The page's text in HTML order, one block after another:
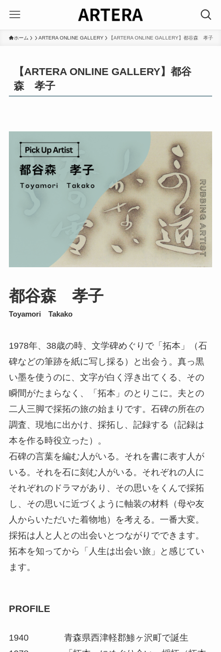
ホーム ARTERA ONLINE GALLERY 【ARTERA ONLINE GALLERY】都谷森 孝子
【ARTERA ONLINE GALLERY】都谷
森 孝子
都谷森 孝子
Toyamori Takako
1978年、38歳の時、文学碑めぐりで「拓本」（石
碑などの筆跡を紙に写し採る）と出会う。真っ黒
い墨を使うのに、文字が白く浮き出てくる、その
瞬間がたまらなく、「拓本」のとりこに。夫との
二人三脚で採拓の旅の始まりです。石碑の所在の
調査、現地に出かけ、採拓し、記録する（記録は
本を作る時役立った）。
石碑の言葉を編む人がいる。それを書に表す人が
いる。それを石に刻む人がいる。それぞれの人に
それぞれのドラマがあり、その思いをくんで採拓
し、その思いに近づくように軸装の材料（母や友
人からいただいた着物地）を考える。一番大変。
採拓は人と人との出会いとつながりでできます。
拓本を知ってから「人生は出会い旅」と感じてい
ます。
PROFILE
1940 青森県西津軽郡鯵ヶ沢町で誕生